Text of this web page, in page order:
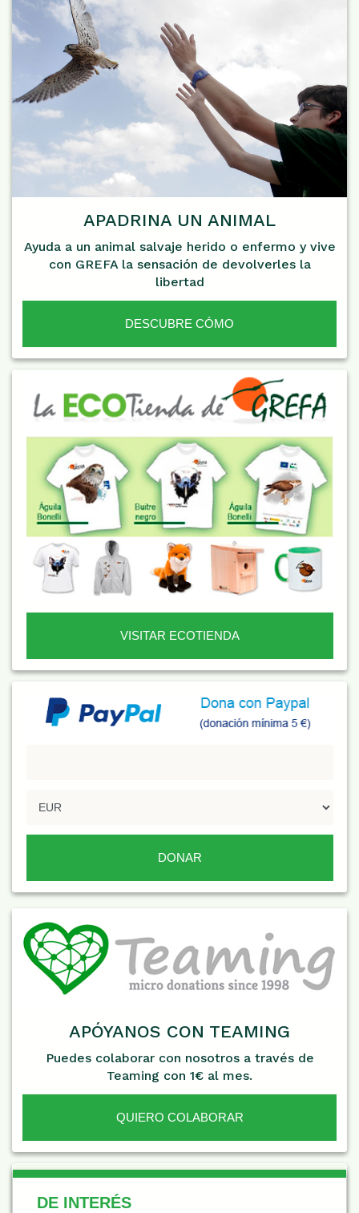
APADRINA UN ANIMAL
Ayuda a un animal salvaje herido o enfermo y vive
con GREFA la sensación de devolverles la
libertad
DESCUBRE CÓMO
VISITAR ECOTIENDA
APÓYANOS CON TEAMING
Puedes colaborar con nosotros a través de
Teaming con 1€ al mes.
QUIERO COLABORAR
De Interés
DE INTERÉS